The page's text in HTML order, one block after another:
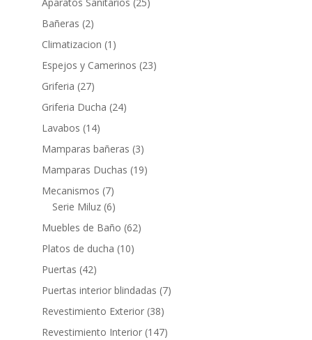
Bañeras 22
productos
Climatizacion 1 1
producto
Espejos y Camerinos 2323
Griferia 2727
productos
Griferia Ducha 2424
Lavabos 1414
productos
Mamparas bañeras 33
productos
Mamparas Duchas 1919
Mecanismos 77
productos
Serie Miluz 66
productos
Muebles de Baño 6262
Platos de ducha 1010
Puertas 4242
productos
Puertas interior blindadas 77
Revestimiento Exterior 3838
productos
Revestimiento Interior 147147